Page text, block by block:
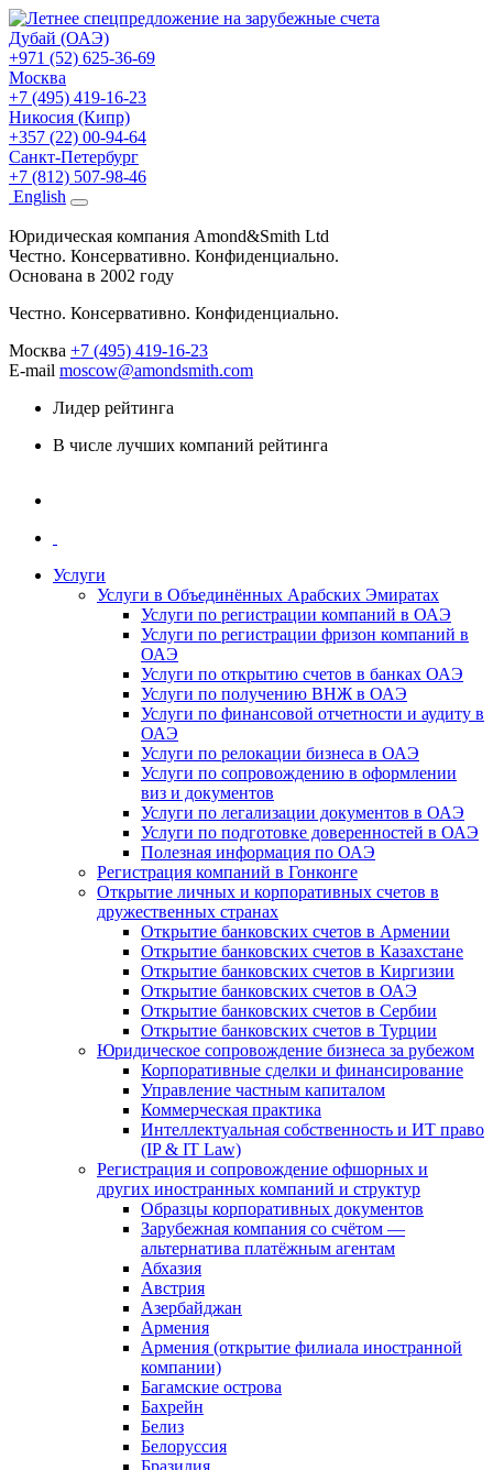
Дубай (ОАЭ)
+971 (52) 625-36-69
Москва
+7 (495) 419-16-23
Никосия (Кипр)
+357 (22) 00-94-64
Санкт-Петербург
+7 (812) 507-98-46
English
Юридическая компания Amond&Smith Ltd
Честно. Консервативно. Конфиденциально.
Основана в 2002 году
Честно. Консервативно. Конфиденциально.
Москва +7 (495) 419-16-23
E-mail moscow@amondsmith.com
Лидер рейтинга
В числе лучших компаний рейтинга
Услуги
Услуги в Объединённых Арабских Эмиратах
Услуги по регистрации компаний в ОАЭ
Услуги по регистрации фризон компаний в
ОАЭ
Услуги по открытию счетов в банках ОАЭ
Услуги по получению ВНЖ в ОАЭ
Услуги по финансовой отчетности и аудиту в
ОАЭ
Услуги по релокации бизнеса в ОАЭ
Услуги по сопровождению в оформлении
виз и документов
Услуги по легализации документов в ОАЭ
Услуги по подготовке доверенностей в ОАЭ
Полезная информация по ОАЭ
Регистрация компаний в Гонконге
Открытие личных и корпоративных счетов в
дружественных странах
Открытие банковских счетов в Армении
Открытие банковских счетов в Казахстане
Открытие банковских счетов в Киргизии
Открытие банковских счетов в ОАЭ
Открытие банковских счетов в Сербии
Открытие банковских счетов в Турции
Юридическое сопровождение бизнеса за рубежом
Корпоративные сделки и финансирование
Управление частным капиталом
Коммерческая практика
Интеллектуальная собственность и ИТ право
(IP & IT Law)
Регистрация и сопровождение офшорных и
других иностранных компаний и структур
Образцы корпоративных документов
Зарубежная компания со счётом —
альтернатива платёжным агентам
Абхазия
Австрия
Азербайджан
Армения
Армения (открытие филиала иностранной
компании)
Багамские острова
Бахрейн
Белиз
Белоруссия
Бразилия